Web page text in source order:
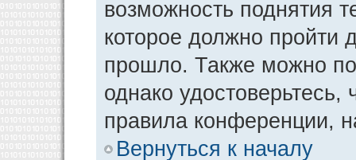
возможность поднятия
которое должно пройти
прошло. Также можно
однако
правила конференции,
Вернуться к началу